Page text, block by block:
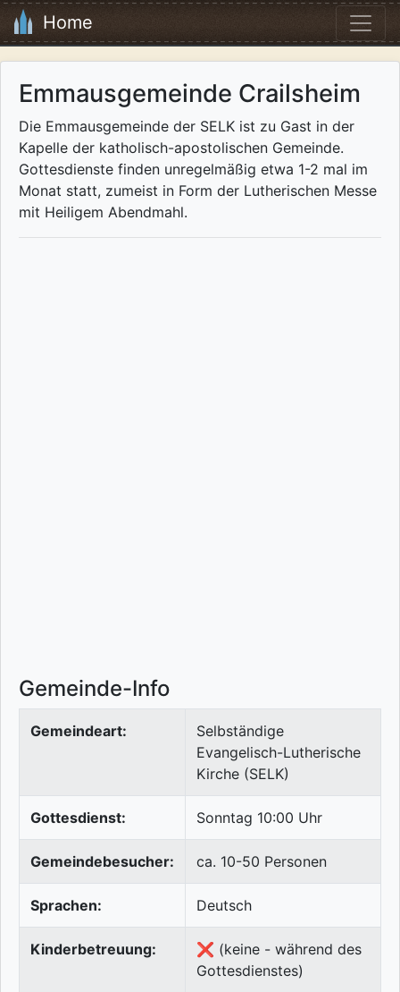
Home
Emmausgemeinde Crailsheim
Die Emmausgemeinde der SELK ist zu Gast in der
Kapelle der katholisch-apostolischen Gemeinde.
Gottesdienste finden unregelmäßig etwa 1-2 mal im
Monat statt, zumeist in Form der Lutherischen Messe
mit Heiligem Abendmahl.
Gemeinde-Info
Gemeindeart:
Selbständige
Evangelisch-Lutherische
Kirche (SELK)
Gottesdienst: Sonntag 10:00 Uhr
Gemeindebesucher: ca. 10-50 Personen
Sprachen: Deutsch
Kinderbetreuung:
❌ (keine - während des
Gottesdienstes)